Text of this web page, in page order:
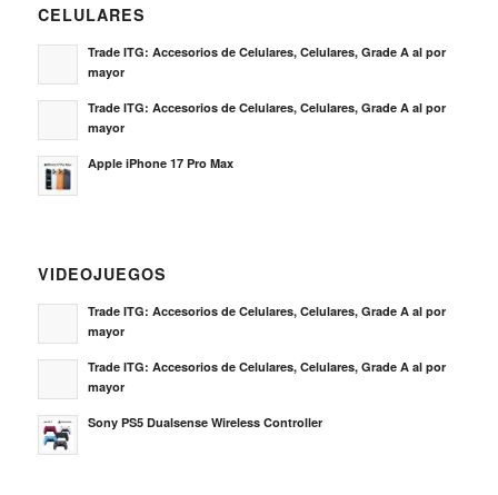
CELULARES
Trade ITG: Accesorios de Celulares, Celulares, Grade A al por
mayor
Trade ITG: Accesorios de Celulares, Celulares, Grade A al por
mayor
Apple iPhone 17 Pro Max
VIDEOJUEGOS
Trade ITG: Accesorios de Celulares, Celulares, Grade A al por
mayor
Trade ITG: Accesorios de Celulares, Celulares, Grade A al por
mayor
Sony PS5 Dualsense Wireless Controller